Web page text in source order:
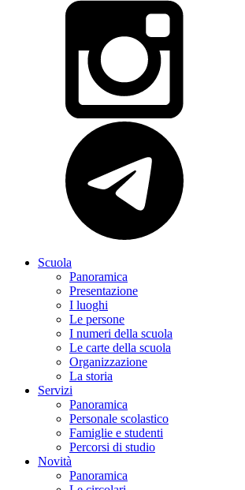
Scuola
Panoramica
Presentazione
I luoghi
Le persone
I numeri della scuola
Le carte della scuola
Organizzazione
La storia
Servizi
Panoramica
Personale scolastico
Famiglie e studenti
Percorsi di studio
Novità
Panoramica